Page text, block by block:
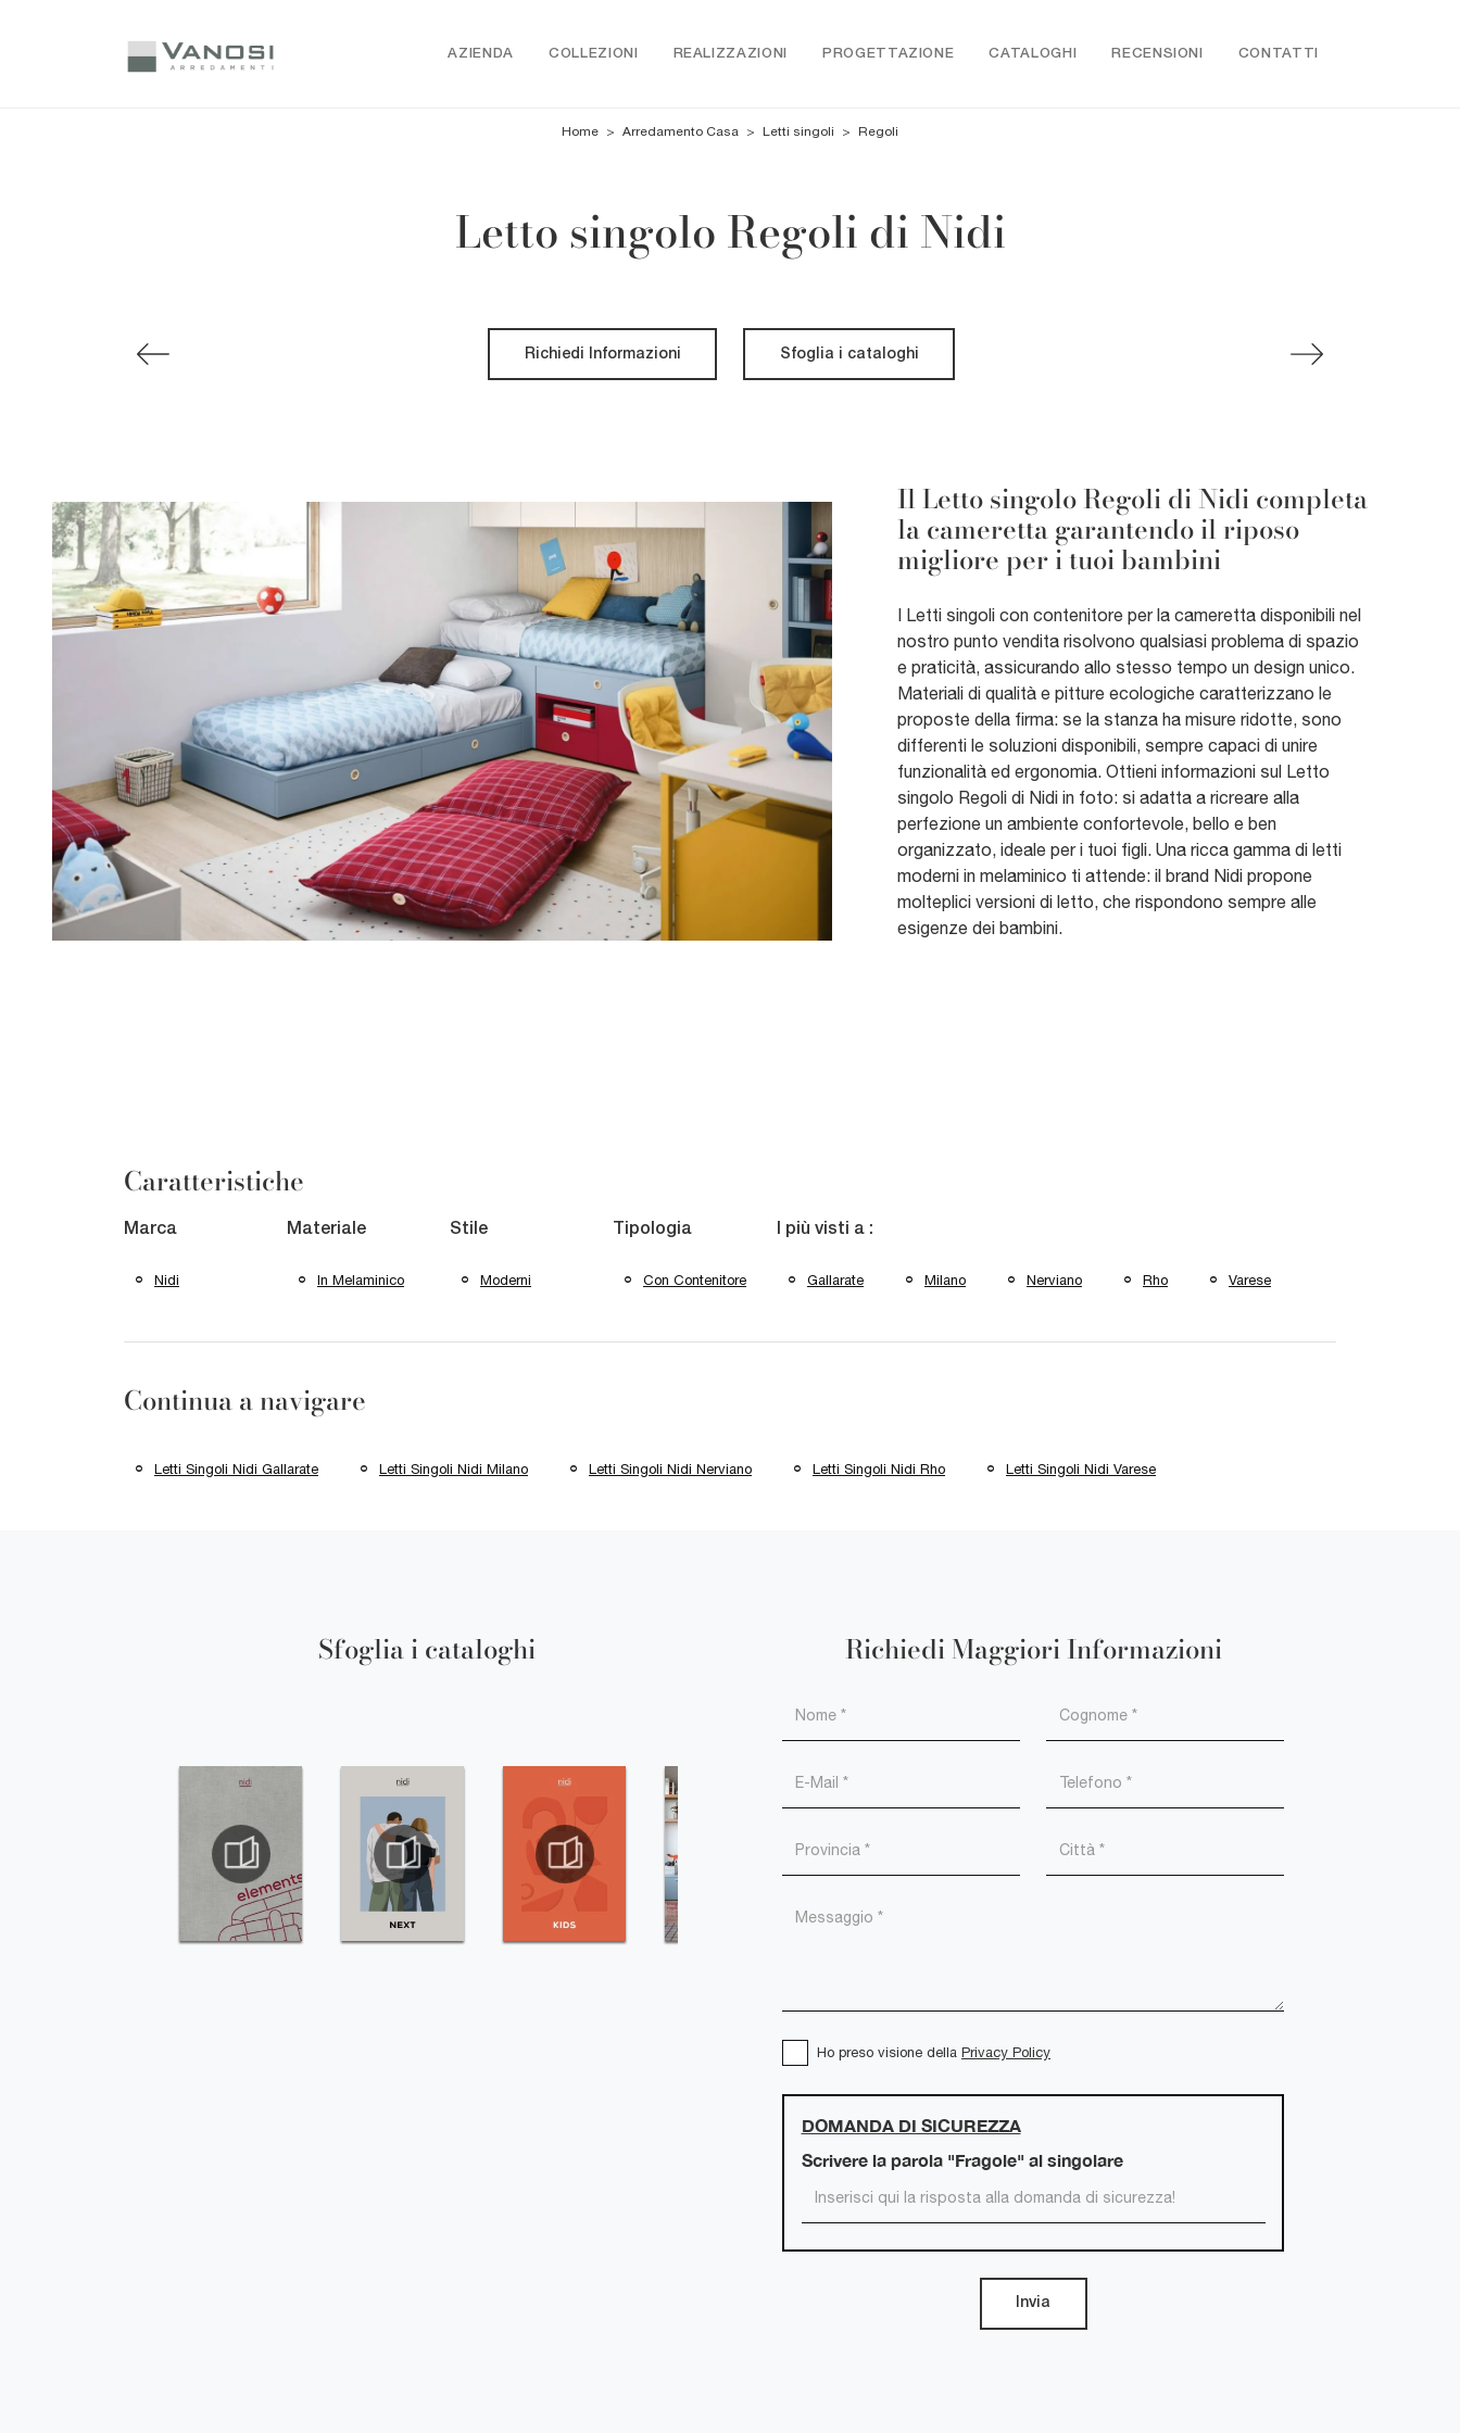
AZIENDA COLLEZIONI REALIZZAZIONI PROGETTAZIONE CATALOGHI RECENSIONI CONTATTI
Home > Arredamento Casa > Letti singoli > Regoli
Letto singolo Regoli di Nidi
Richiedi Informazioni Sfoglia i cataloghi
Il Letto singolo Regoli di Nidi completa
la cameretta garantendo il riposo
migliore per i tuoi bambini
I Letti singoli con contenitore per la cameretta disponibili nel
nostro punto vendita risolvono qualsiasi problema di spazio
e praticità, assicurando allo stesso tempo un design unico.
Materiali di qualità e pitture ecologiche caratterizzano le
proposte della firma: se la stanza ha misure ridotte, sono
differenti le soluzioni disponibili, sempre capaci di unire
funzionalità ed ergonomia. Ottieni informazioni sul Letto
singolo Regoli di Nidi in foto: si adatta a ricreare alla
perfezione un ambiente confortevole, bello e ben
organizzato, ideale per i tuoi figli. Una ricca gamma di letti
moderni in melaminico ti attende: il brand Nidi propone
molteplici versioni di letto, che rispondono sempre alle
esigenze dei bambini.
Caratteristiche
Marca
Nidi
Materiale
In Melaminico
Stile
Moderni
Tipologia
Con Contenitore
I più visti a :
Gallarate Milano Nerviano Rho Varese
Continua a navigare
Letti Singoli Nidi Gallarate Letti Singoli Nidi Milano Letti Singoli Nidi Nerviano Letti Singoli Nidi Rho Letti Singoli Nidi Varese
Sfoglia i cataloghi Richiedi Maggiori Informazioni
Ho preso visione della Privacy Policy
DOMANDA DI SICUREZZA
Scrivere la parola "Fragole" al singolare
Invia